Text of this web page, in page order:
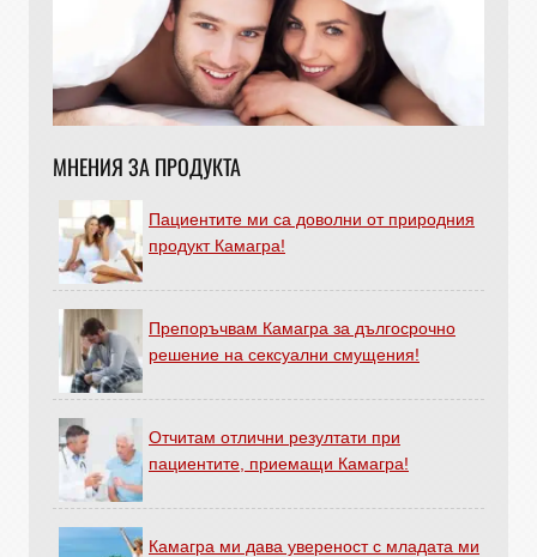
МНЕНИЯ ЗА ПРОДУКТА
Пациентите ми са доволни от природния
продукт Камагра!
Препоръчвам Камагра за дългосрочно
решение на сексуални смущения!
Отчитам отлични резултати при
пациентите, приемащи Камагра!
Камагра ми дава увереност с младата ми